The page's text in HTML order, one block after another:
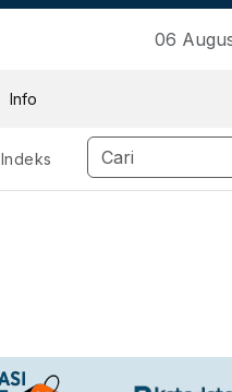
06
Info
Indeks